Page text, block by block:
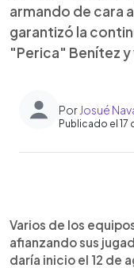
armando de cara
garantizó la
"Perica" Benítez
Por Josué
Publicado el 17
► Escuchar
Varios de los
afianzando sus
daría inicio el 12 de